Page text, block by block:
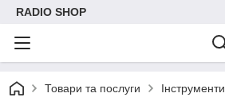
RADIO SHOP
Товари та послуги Інструменти